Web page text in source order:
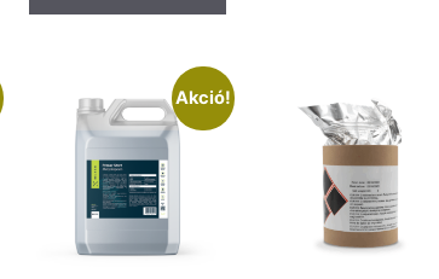
Akció!